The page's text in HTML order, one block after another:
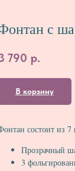
с
790 р.
В корзину
состоит из 7
Прозрачный
3